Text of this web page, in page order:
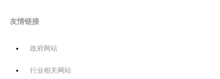
友情链接
政府网站
行业相关网站